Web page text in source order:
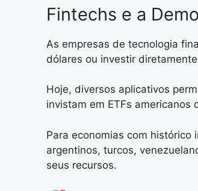
Fintechs e a
As empresas de tecnologia
dólares ou investir
Hoje, diversos aplicativos
invistam em ETFs
Para economias com
argentinos, turcos,
seus recursos.